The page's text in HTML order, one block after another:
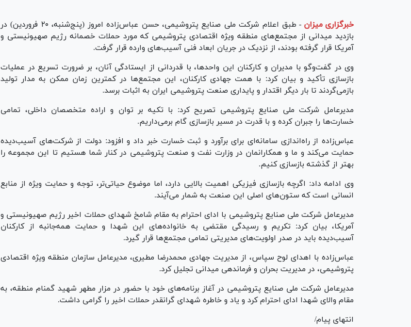
خبرگزاری میزان -
طبق اعلام شرکت ملی صنایع پتروشیمی، حسن عباس‌زاده امروز (پنج‌شنبه، ۲۰ فروردین) در
بازدید میدانی از مجتمع‌های منطقه ویژه اقتصادی پتروشیمی که مورد حملات خصمانه رژیم صهیونیستی و
آمریکا قرار گرفته بودند، از نزدیک در جریان ابعاد فنی آسیب‌های وارده قرار گرفت.
وی در گفت‌و‌گو با مدیران و کارکنان این واحدها، با قدردانی از ایستادگی آنان، بر ضرورت تسریع در عملیات
بازسازی تأکید و بیان کرد: با همت جهادی کارکنان، این مجتمع‌ها در کمترین زمان ممکن به مدار تولید
بازمی‌گردند تا بار دیگر اقتدار و پایداری صنعت پتروشیمی ایران به اثبات برسد.
مدیرعامل شرکت ملی صنایع پتروشیمی تصریح کرد: با تکیه بر توان و اراده متخصصان داخلی، تمامی
خسارت‌ها را جبران کرده و با قدرت در مسیر بازسازی گام برمی‌داریم.
عباس‌زاده از راه‌اندازی سامانه‌ای برای برآورد و ثبت خسارت خبر داد و افزود: دولت از شرکت‌های آسیب‌دیده
حمایت می‌کند و ما و همکارانمان در وزارت نفت و صنعت پتروشیمی در کنار شما هستیم تا این مجموعه را
بهتر از گذشته بازسازی کنیم.
وی ادامه داد: اگرچه بازسازی فیزیکی اهمیت بالایی دارد، اما موضوع حیاتی‌تر، توجه و حمایت ویژه از منابع
انسانی است که ستون‌های اصلی این صنعت به شمار می‌آیند.
مدیرعامل شرکت ملی صنایع پتروشیمی با ادای احترام به مقام شامخ شهدای حملات اخیر رژیم صهیونیستی و
آمریکا، بیان کرد: تکریم و رسیدگی مقتضی به خانواده‌های این شهدا و حمایت همه‌جانبه از کارکنان
آسیب‌دیده باید در صدر اولویت‌های مدیریتی تمامی مجتمع‌ها قرار گیرد.
عباس‌زاده با اهدای لوح سپاس، از مدیریت جهادی محمدرضا مطیری، مدیرعامل سازمان منطقه ویژه اقتصادی
پتروشیمی، در مدیریت بحران و فرماندهی میدانی تجلیل کرد.
مدیرعامل شرکت ملی صنایع پتروشیمی در آغاز برنامه‌های خود با حضور در مزار مطهر شهید گمنام منطقه، به
مقام والای شهدا ادای احترام کرد و یاد و خاطره شهدای گرانقدر حملات اخیر را گرامی داشت.
انتهای پیام/